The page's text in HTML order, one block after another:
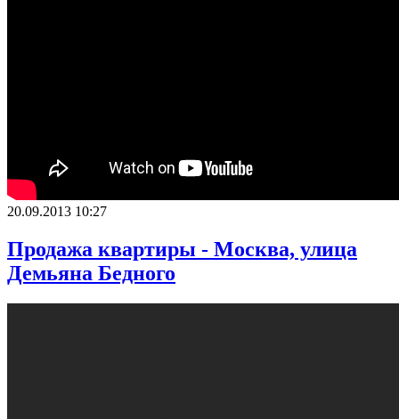
20.09.2013 10:27
Продажа квартиры - Москва, улица
Демьяна Бедного